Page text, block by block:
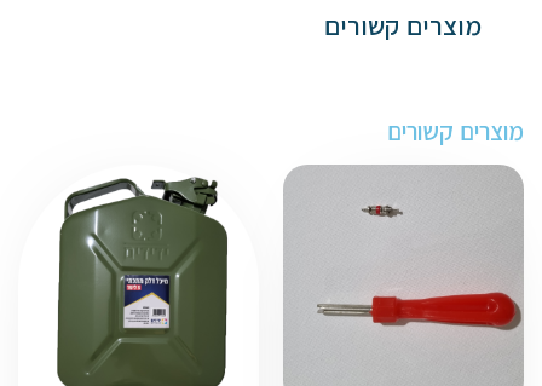
מוצרים קשורים
מוצרים קשורים